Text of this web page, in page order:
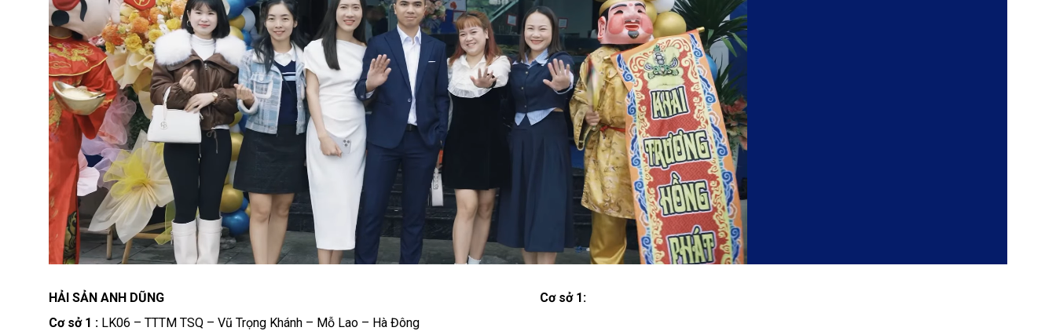
HẢI SẢN ANH DŨNG
Cơ sở 1 : LK06 – TTTM TSQ – Vũ Trọng Khánh – Mỗ Lao – Hà Đông
Cơ sở 1: